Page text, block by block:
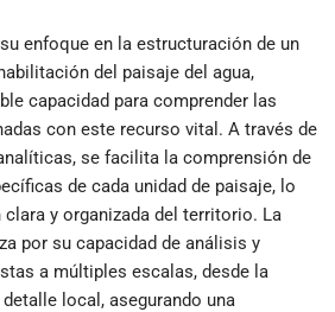
enfoque en la estructuración de un
del paisaje del agua,
capacidad para comprender las
con este recurso vital. A través de
se facilita la comprensión de
de cada unidad de paisaje, lo
y organizada del territorio. La
por su capacidad de análisis y
a múltiples escalas, desde la
local, asegurando una